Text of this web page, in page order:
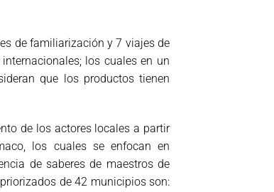
de familiarización y 7 viajes de
los cuales en un
que los productos tienen
de los actores locales a partir
los cuales se enfocan en
de saberes de maestros de
de 42 municipios son: